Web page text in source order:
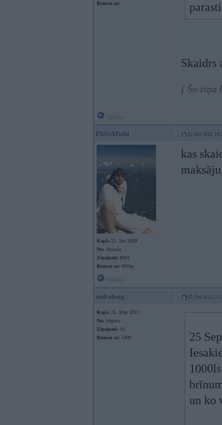
Braucu ar:
Skaidrs
[ Šo ziņu
PASSATizhi 02. Oct 2012,
Kopš: 25. Jun 2009
No: Jūrmala
Ziņojumi: 8681
Braucu ar: 686hp
kas
sudrabsag 02. Oct 2012,
Kopš: 25. May 2010
No: Jelgava
Ziņojumi: 16
Braucu ar: 5300
25
un ko